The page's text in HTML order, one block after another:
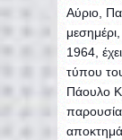
Αύριο,
1964,
τύπου
Πάουλο